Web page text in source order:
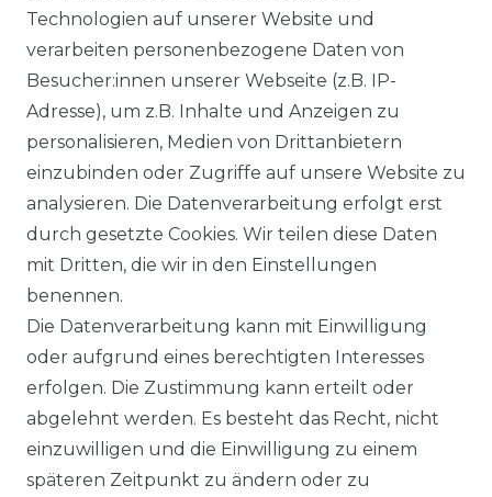
VERSANDARTEN & -KOSTEN
GEWERBETREIBENDE?
HILFE
KONTAKT
ANFAHRT
WIDERRUFS­FORMULAR
HINWEISE ZUR BATTERIEENTSORGUNG
IMPRESSUM
Technologien auf unserer Website und
verarbeiten personenbezogene Daten von
Besucher:innen unserer Webseite (z.B. IP-
Adresse), um z.B. Inhalte und Anzeigen zu
personalisieren, Medien von Drittanbietern
einzubinden oder Zugriffe auf unsere Website zu
analysieren. Die Datenverarbeitung erfolgt erst
durch gesetzte Cookies. Wir teilen diese Daten
mit Dritten, die wir in den Einstellungen
benennen.
Die Datenverarbeitung kann mit Einwilligung
oder aufgrund eines berechtigten Interesses
erfolgen. Die Zustimmung kann erteilt oder
abgelehnt werden. Es besteht das Recht, nicht
einzuwilligen und die Einwilligung zu einem
späteren Zeitpunkt zu ändern oder zu